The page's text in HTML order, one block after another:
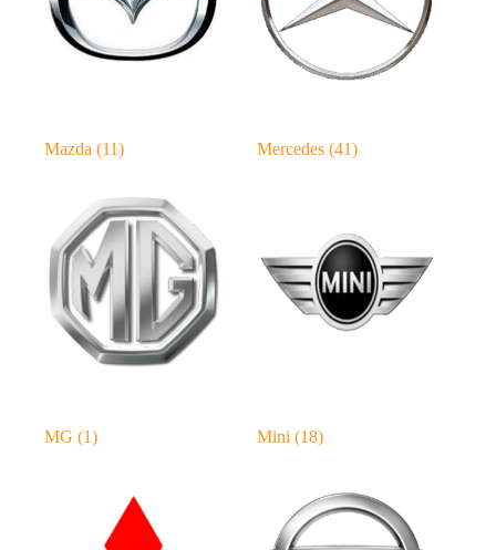
Mazda (11) Mercedes(41)
MG (1) Mini(18)